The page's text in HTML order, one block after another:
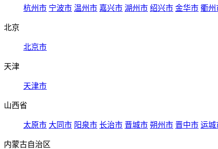
杭州市 宁波市 温州市 嘉兴市 湖州市 绍兴市 金华市 衢州
北京
北京市
天津
天津市
山西省
太原市 大同市 阳泉市 长治市 晋城市 朔州市 晋中市 运城
内蒙古自治区